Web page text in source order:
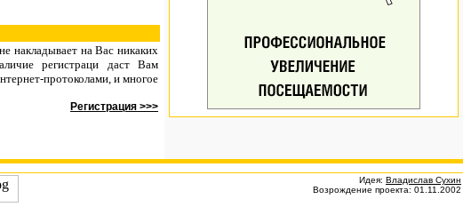
накладывает на Вас никаких
регистраци даст Вам
протоколами, и многое
Регистрация >>>
Идея: Владислав Сухин
Возрождение проекта: 01.11.2002